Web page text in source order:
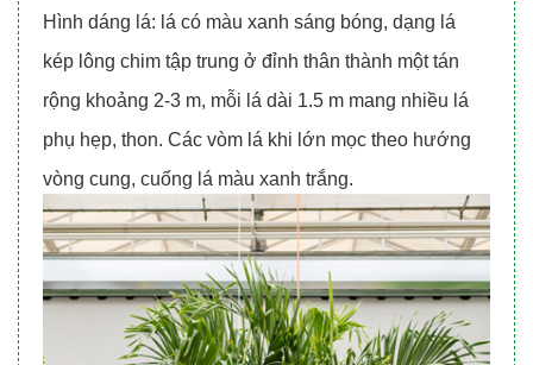
Hình dáng lá: lá có màu xanh sáng bóng, dạng lá
kép lông chim tập trung ở đỉnh thân thành một tán
rộng khoảng 2-3 m, mỗi lá dài 1.5 m mang nhiều lá
phụ hẹp, thon. Các vòm lá khi lớn mọc theo hướng
vòng cung, cuống lá màu xanh trắng.